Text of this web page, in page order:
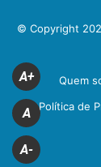
© Copyright
Quem
Política de
A+
A
A-